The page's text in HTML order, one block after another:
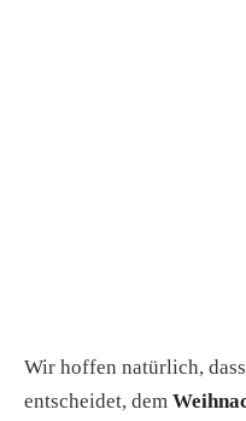
Wir hoffen natürlich,
entscheidet, dem